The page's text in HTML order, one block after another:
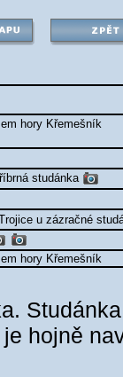
hory Křemešník
studánka
u zázračné
hory Křemešník
hojně